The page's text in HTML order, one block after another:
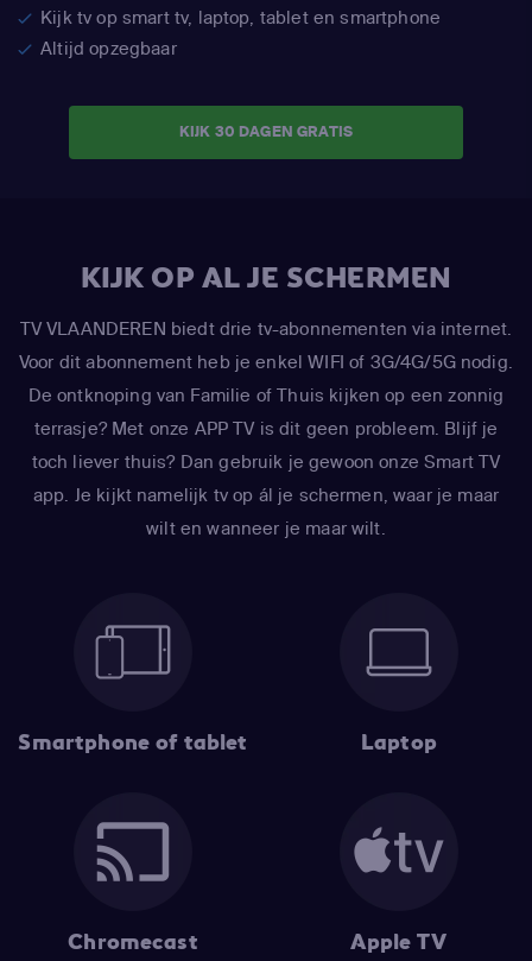
Kijk tv op smart tv, laptop, tablet en smartphone
Altijd opzegbaar
KIJK 30 DAGEN GRATIS
KIJK OP AL JE SCHERMEN
TV VLAANDEREN biedt drie tv-abonnementen via internet.
Voor dit abonnement heb je enkel WIFI of 3G/4G/5G nodig.
De ontknoping van Familie of Thuis kijken op een zonnig
terrasje? Met onze APP TV is dit geen probleem. Blijf je
toch liever thuis? Dan gebruik je gewoon onze Smart TV
app. Je kijkt namelijk tv op ál je schermen, waar je maar
wilt en wanneer je maar wilt.
Smartphone of tablet Laptop
Chromecast Apple TV